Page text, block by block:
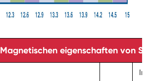
Magnetischen eigenschaften von